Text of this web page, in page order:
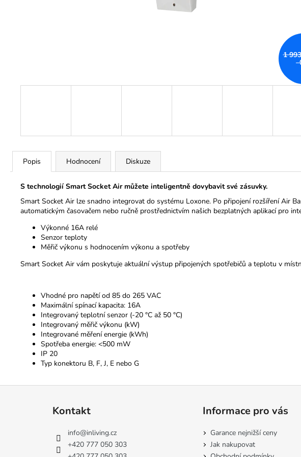
1
Popis Hodnocení Diskuze
S technologií Smart Socket Air můžete inteligentně dovybavit své zásuvky.
Smart Socket Air lze snadno integrovat do systému Loxone. Po připojení rozšíření Air
automatickým časovačem nebo ručně prostřednictvím našich bezplatných aplikací pro
Výkonné 16A relé
Senzor teploty
Měřič výkonu s hodnocením výkonu a spotřeby
Smart Socket Air vám poskytuje aktuální výstup připojených spotřebičů a teplotu v
Vhodné pro napětí od 85 do 265 VAC
Maximální spínací kapacita: 16A
Integrovaný teplotní senzor (-20 °C až 50 °C)
Integrovaný měřič výkonu (kW)
Integrované měření energie (kWh)
Spotřeba energie: <500 mW
IP 20
Typ konektoru B, F, J, E nebo G
Kontakt
info@inliving.cz
+420 777 050 303
Informace pro vás
Garance nejnižší ceny
Jak nakupovat